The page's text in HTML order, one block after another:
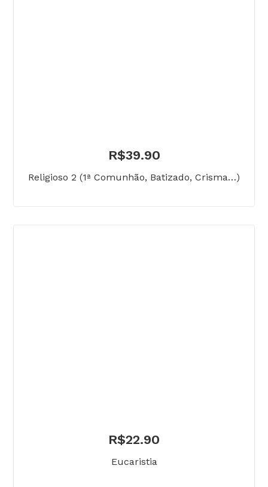
R$39.90
Religioso 2 (1ª Comunhão, Batizado, Crisma…)
R$22.90
Eucaristia